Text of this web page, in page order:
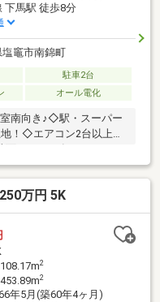
下馬駅 徒歩8分
竈市南錦町
駐車2台
オール電化
室南向き♪◇駅・スーパー
！◇エアコン2台以上、
スペース有り！
万円 5K
2
2
年5月(築60年4ヶ月)